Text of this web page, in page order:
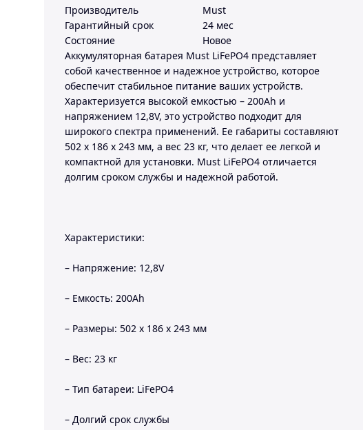
Производитель
Must
Гарантийный срок
24 мес
Состояние
Новое
Аккумуляторная батарея Must LiFePO4 представляет
собой качественное и надежное устройство, которое
обеспечит стабильное питание ваших устройств.
Характеризуется высокой емкостью – 200Ah и
напряжением 12,8V, это устройство подходит для
широкого спектра применений. Ее габариты составляют
502 x 186 x 243 мм, а вес 23 кг, что делает ее легкой и
компактной для установки. Must LiFePO4 отличается
долгим сроком службы и надежной работой.
Характеристики:
– Напряжение: 12,8V
– Емкость: 200Ah
– Размеры: 502 x 186 x 243 мм
– Вес: 23 кг
– Тип батареи: LiFePO4
– Долгий срок службы